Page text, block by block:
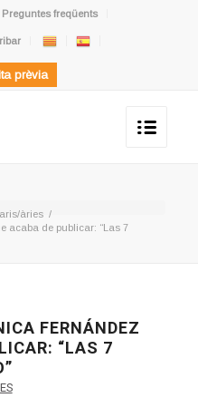
Preguntes freqüents
prèvia
àries /
acaba de publicar: “Las 7
FERNÁNDEZ
“LAS 7